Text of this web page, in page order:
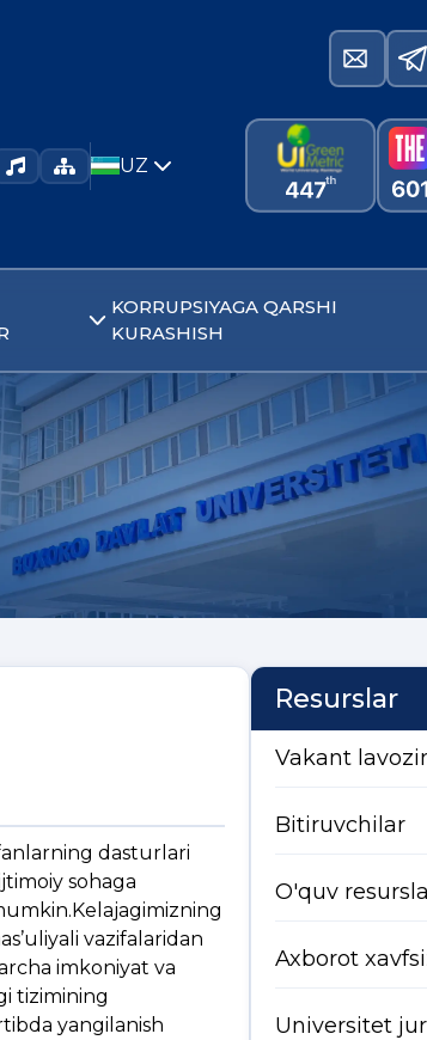
UZ
KORRUPSIYAGA QARSHI
KURASHISH
dasturlari
sohaga
vazifalaridan
imkoniyat va
tizimining
yangilanish
Resurslar
Vakant
Bitiruvchilar
O'quv
Axborot
Universitet